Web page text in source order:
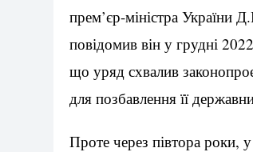
прем’єр-міністра України
повідомив він у грудні
що уряд схвалив
для позбавлення її
Проте через півтора роки,